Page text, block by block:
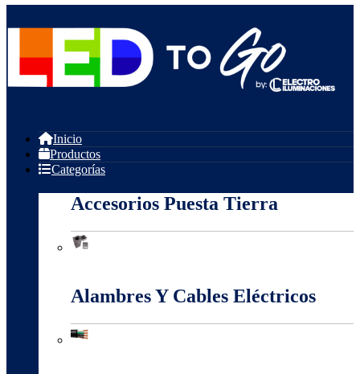
Inicio
Productos
Categorías
Accesorios Puesta Tierra
Alambres Y Cables Eléctricos